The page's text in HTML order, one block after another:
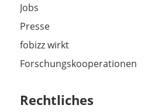
Jobs
Presse
fobizz wirkt
Forschungskooperationen
Rechtliches